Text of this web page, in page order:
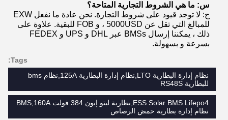
س: ما هي الشروط التجارية المتاحة؟
ج: لا توجد قيود على شروط التجارة. نحن عادة ما نفعل EXW
للمبالغ التي تقل عن 5000USD ، و FOB للبقية. علاوة على
ذلك ، يمكننا إرسال BMSs عبر DHL و UPS و FEDEX
بسرعة و بسهولة.
Tags:
نظام إدارة البطارية LTO,نظام إدارة البطارية 125A,نظام bms
للبطارية RS48S
ESS Solar BMS Lifepo4,بطارية ليتو إيون 384 فولت BMS,160A
نظام إدارة بطارية حمض الرصاص